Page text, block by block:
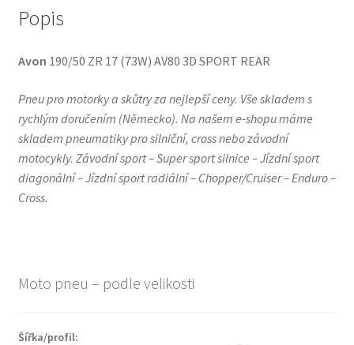
Popis
Avon 190/50 ZR 17 (73W) AV80 3D SPORT REAR
Pneu pro motorky a skůtry za nejlepší ceny. Vše skladem s
rychlým doručením (Německo). Na našem e-shopu máme
skladem pneumatiky pro silniční, cross nebo závodní
motocykly. Závodní sport – Super sport silnice – Jízdní sport
diagonální – Jízdní sport radiální – Chopper/Cruiser – Enduro –
Cross.
Moto pneu – podle velikosti
Šířka/profil: